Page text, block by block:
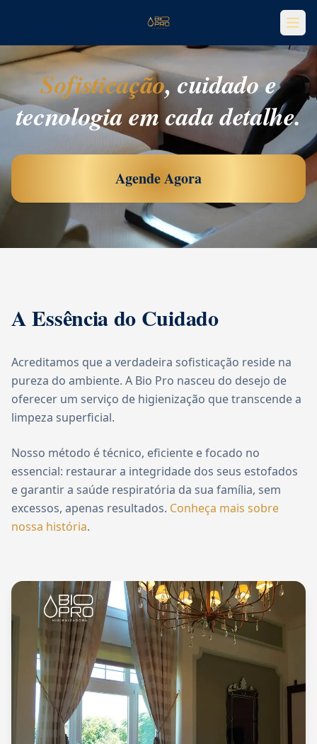
Sofisticação, cuidado e
tecnologia em cada detalhe.
Agende Agora
A Essência do Cuidado
Acreditamos que a verdadeira sofisticação reside na
pureza do ambiente. A Bio Pro nasceu do desejo de
oferecer um serviço de higienização que transcende a
limpeza superficial.
Nosso método é técnico, eficiente e focado no
essencial: restaurar a integridade dos seus estofados
e garantir a saúde respiratória da sua família, sem
excessos, apenas resultados. Conheça mais sobre
nossa história.